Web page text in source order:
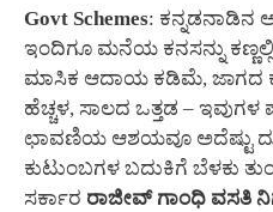
Govt Schemes: ಕನ್ನಡನಾಡಿನ
ಇಂದಿಗೂ ಮನೆಯ ಕನಸನ್ನು ಕಣ್ಣಲ್ಲಿ
ಮಾಸಿಕ ಆದಾಯ ಕಡಿಮೆ, ಜಾಗದ
ಹೆಚ್ಚಳ, ಸಾಲದ ಒತ್ತಡ –
ಛಾವಣಿಯ ಆಶಯವೂ ಅದೆಷ್ಟು
ಕುಟುಂಬಗಳ ಬದುಕಿಗೆ ಬೆಳಕು
ಸರ್ಕಾರ ರಾಜೀವ್ ಗಾಂಧಿ ವಸತಿ